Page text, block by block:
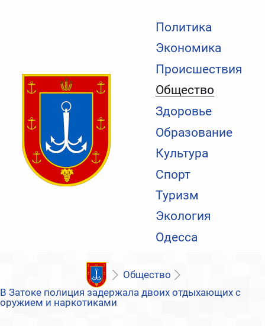
Политика
Экономика
Происшествия
Общество
Здоровье
Образование
Культура
Спорт
Туризм
Экология
Одесса
Общество
В Затоке полиция задержала двоих отдыхающих с
оружием и наркотиками